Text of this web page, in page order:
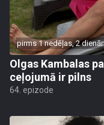
pirms 1 nedēļas, 2
Olgas Kambalas
ceļojumā ir pilns
64. epizode